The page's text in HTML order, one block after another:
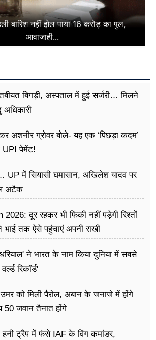
बारिश नहीं झेल पाया 16 करोड़ का पुल,
आवाजाही...
बिगड़ी, अस्पताल में हुई सर्जरी… मिलने
अशनीर ग्रोवर बोले- यह एक ‘पिछड़ा कदम’
UPI पेमेंट!
में सियासी घमासान, अखिलेश यादव पर
अटैक
दूर रहकर भी फिकी नहीं पड़ेगी रिश्तों
भाई तक ऐसे पहुंचाएं अपनी राखी
धरियाल' ने भारत के नाम किया दुनिया में सबसे
रिकॉर्ड'
को मिली पैरोल, अबान के जनाजे में होंगे
50 जवान तैनात होंगे
हनी ट्रैप में फंसे IAF के विंग कमांडर,